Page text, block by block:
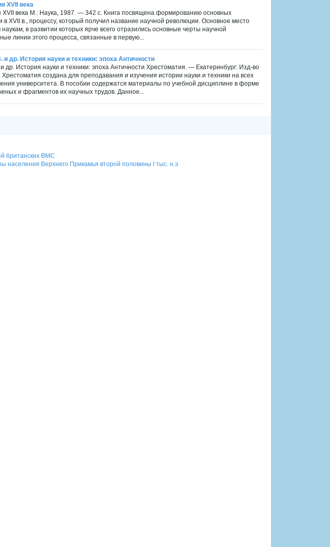
XVII века
века М.: Наука, 1987. — 342 с. Книга посвящена формированию основных
в XVII в., процессу, который получил название научной революции. Основное место
в развитии которых ярче всего отразились основные черты научной
линии этого процесса, связанные в первую...
др. История науки и техники: эпоха Античности
др. История науки и техники: эпоха Античности Хрестоматия. — Екатеринбург: Изд-во
создана для преподавания и изучения истории науки и техники на всех
университета. В пособии содержатся материалы по учебной дисциплине в форме
и фрагментов их научных трудов. Данное...
британских ВМС
населения Верхнего Прикамья второй половины I тыс. н.э